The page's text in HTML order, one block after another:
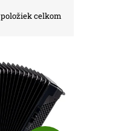
položiek celkom